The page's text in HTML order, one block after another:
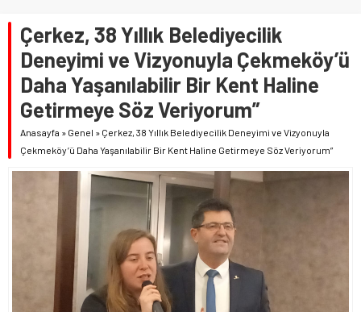
Çerkez, 38 Yıllık Belediyecilik
Deneyimi ve Vizyonuyla Çekmeköy’ü
Daha Yaşanılabilir Bir Kent Haline
Getirmeye Söz Veriyorum”
Anasayfa » Genel » Çerkez, 38 Yıllık Belediyecilik Deneyimi ve Vizyonuyla
Çekmeköy’ü Daha Yaşanılabilir Bir Kent Haline Getirmeye Söz Veriyorum”